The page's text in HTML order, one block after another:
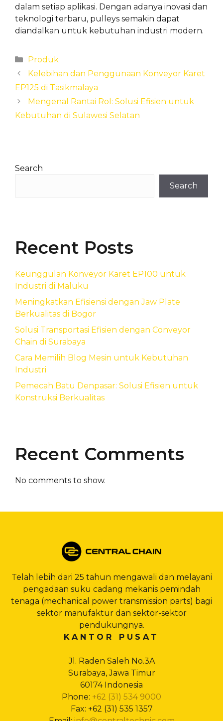
dalam setiap aplikasi. Dengan adanya inovasi dan
teknologi terbaru, pulleys semakin dapat
diandalkan untuk kebutuhan industri modern.
Categories
Produk
Kelebihan dan Penggunaan Konveyor Karet
EP125 di Tasikmalaya
Mengenal Rantai Rol: Solusi Efisien untuk
Kebutuhan di Sulawesi Selatan
Search
Search
Recent Posts
Keunggulan Konveyor Karet EP100 untuk
Industri di Maluku
Meningkatkan Efisiensi dengan Jaw Plate
Berkualitas di Bogor
Solusi Transportasi Efisien dengan Conveyor
Chain di Surabaya
Cara Memilih Blog Mesin untuk Kebutuhan
Industri
Pemecah Batu Denpasar: Solusi Efisien untuk
Konstruksi Berkualitas
Recent Comments
No comments to show.
Telah lebih dari 25 tahun mengawali dan melayani
pengadaan suku cadang mekanis pemindah
tenaga (mechanical power transmission parts) bagi
sektor manufaktur dan sektor-sektor
pendukungnya.
KANTOR PUSAT
Jl. Raden Saleh No.3A
Surabaya, Jawa Timur
60174 Indonesia
Phone: +62 (31) 534 9000
Fax: +62 (31) 535 1357